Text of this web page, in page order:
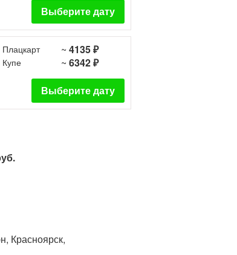
Выберите дату
Плацкарт ~ 4135 ₽
Купе ~ 6342 ₽
Выберите дату
Красноярск,